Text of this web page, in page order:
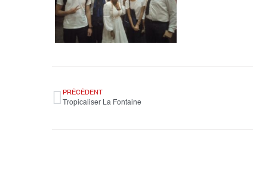
PRÉCÉDENT
Tropicaliser La Fontaine